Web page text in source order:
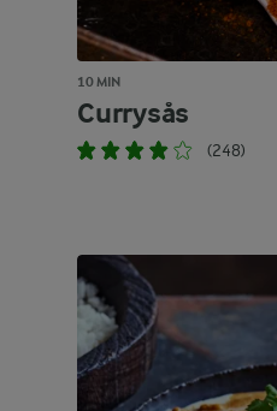
10 MIN
Currysås
(248)